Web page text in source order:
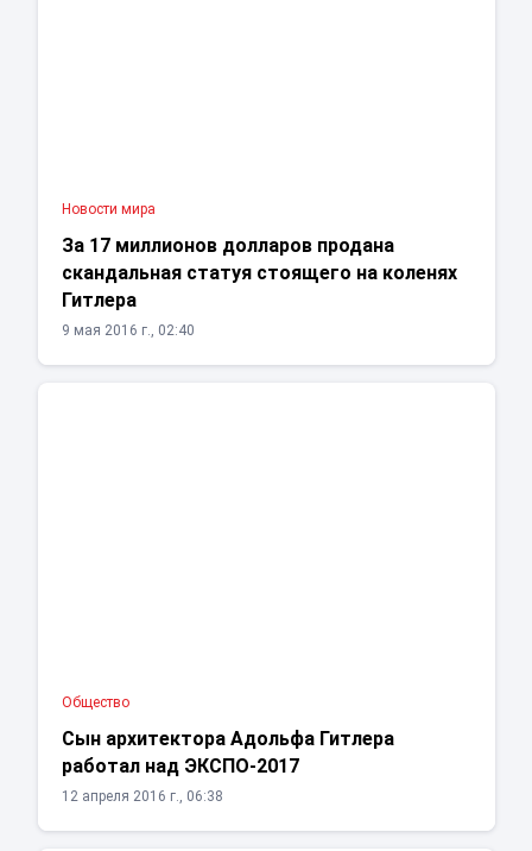
Новости мира
За 17 миллионов долларов продана
скандальная статуя стоящего на коленях
Гитлера
9 мая 2016 г., 02:40
Общество
Сын архитектора Адольфа Гитлера
работал над ЭКСПО-2017
12 апреля 2016 г., 06:38